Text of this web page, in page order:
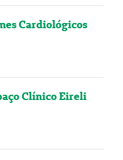
Cardiológicos
Clínico Eireli